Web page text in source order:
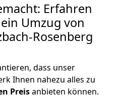
Erfahren
Umzug von
Rosenberg
dass unser
Ihnen nahezu alles zu
Preisanbieten können.